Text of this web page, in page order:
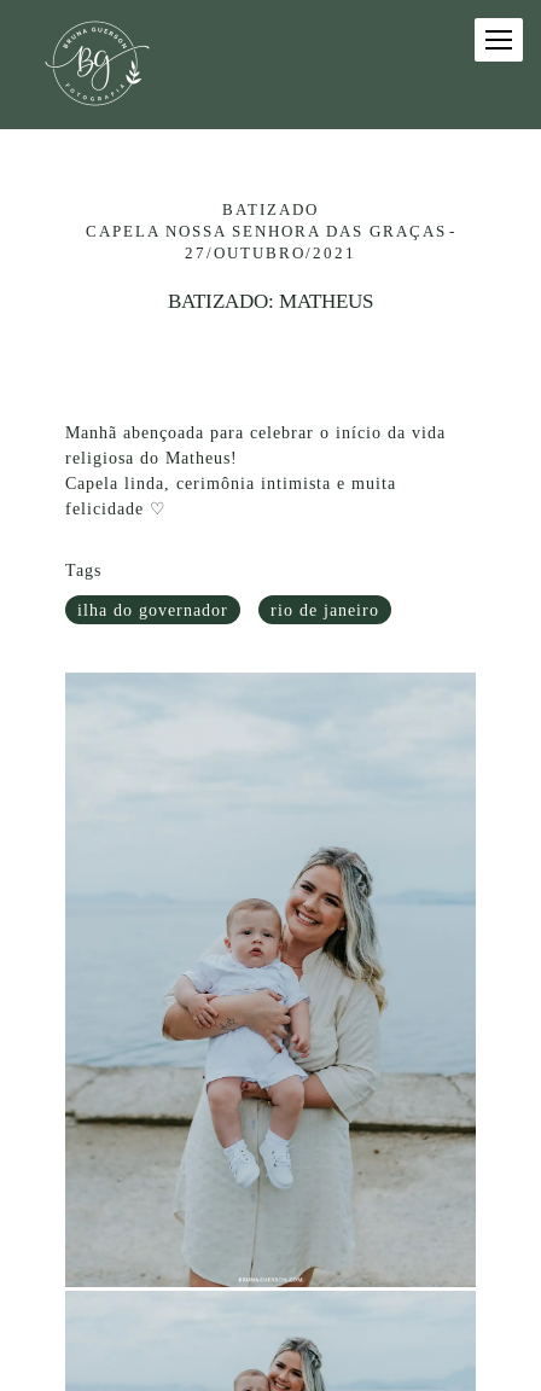
BATIZADO
CAPELA NOSSA SENHORA DAS GRAÇAS
27/OUTUBRO/2021
BATIZADO: MATHEUS
Manhã abençoada para celebrar o início da vida
religiosa do Matheus!
Capela linda, cerimônia intimista e muita
felicidade ♡
Tags
ilha do governador rio de janeiro